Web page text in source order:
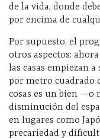
de la vida, donde
por encima de
Por supuesto, el
otros aspectos:
las casas empiezan a
por metro cuadrado
cosas es un bien —o
disminución del
en lugares como
precariedad y